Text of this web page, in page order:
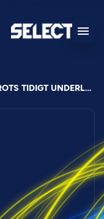
AFC ESKILSTUNA VIDARE TROTS TIDIGT UNDERLÄGE